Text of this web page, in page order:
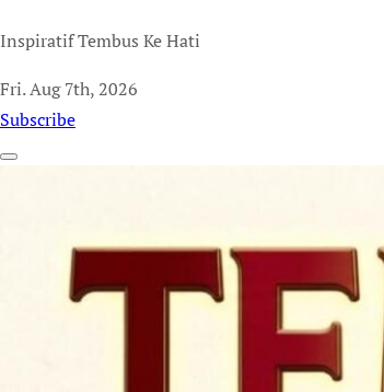
Inspiratif Tembus Ke Hati
Fri. Aug 7th, 2026
Subscribe